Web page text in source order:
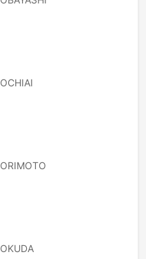
OCHIAI
ORIMOTO
OKUDA